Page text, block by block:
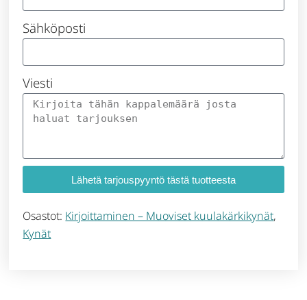
Sähköposti
Viesti
Lähetä tarjouspyyntö tästä tuotteesta
Osastot: Kirjoittaminen – Muoviset kuulakärkikynät,
Kynät